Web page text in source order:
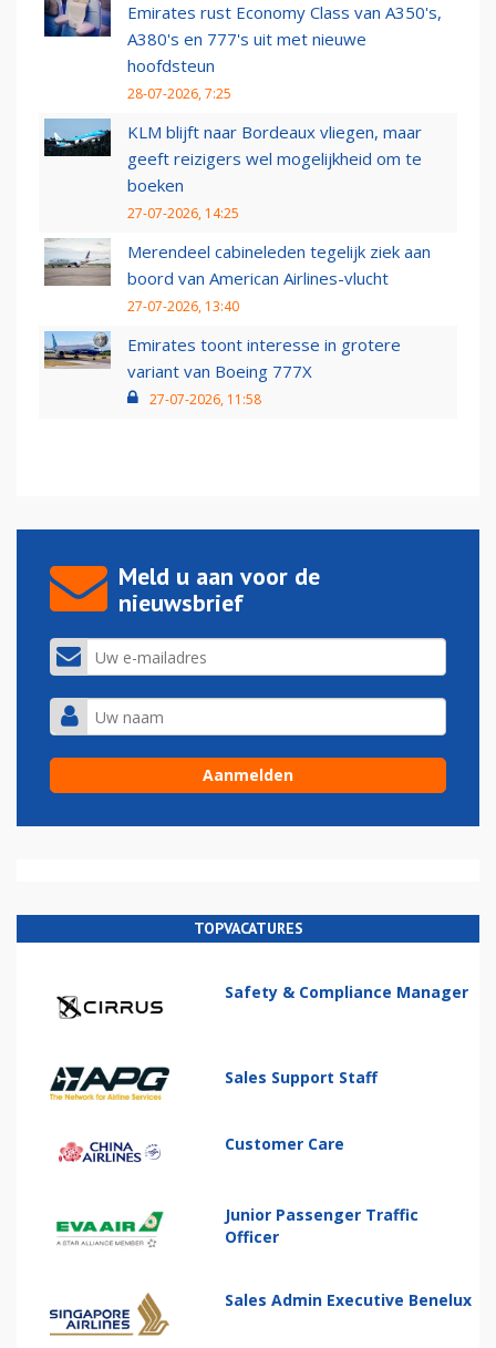
Emirates rust Economy Class van A350's,
A380's en 777's uit met nieuwe
hoofdsteun
28-07-2026, 7:25
KLM blijft naar Bordeaux vliegen, maar
geeft reizigers wel mogelijkheid om te
boeken
27-07-2026, 14:25
Merendeel cabineleden tegelijk ziek aan
boord van American Airlines-vlucht
27-07-2026, 13:40
Emirates toont interesse in grotere
variant van Boeing 777X
27-07-2026, 11:58
Meld u aan voor de
nieuwsbrief
TOPVACATURES
Safety & Compliance Manager
Sales Support Staff
Customer Care
Junior Passenger Traffic
Officer
Sales Admin Executive Benelux